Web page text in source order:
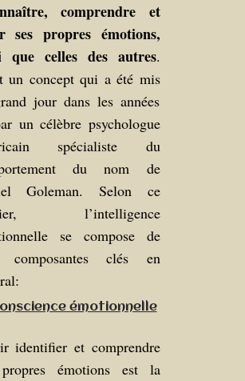
comprendre et
ses propres émotions,
que celles des autres.
un concept qui a été mis
jour dans les années
un célèbre psychologue
spécialiste du
du nom de
Goleman. Selon ce
l’intelligence
se compose de
composantes clés en
émotionnelle
identifier et comprendre
émotions est la